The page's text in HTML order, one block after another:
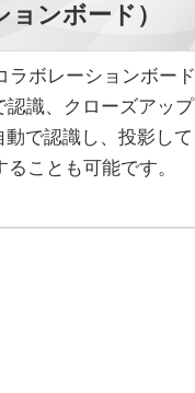
ンボード）
ラボレーションボード
認識、クローズアップ
で認識し、投影して
ことも可能です。